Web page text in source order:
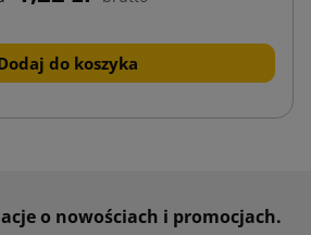
do koszyka
o nowościach i promocjach.